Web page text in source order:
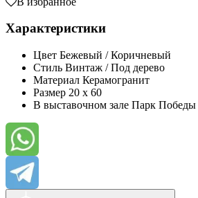
Характеристики
Цвет Бежевый / Коричневый
Стиль Винтаж / Под дерево
Материал Керамогранит
Размер 20 x 60
В выставочном зале Парк Победы